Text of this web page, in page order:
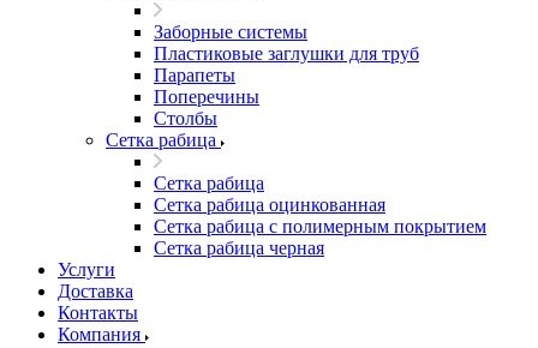
Заборные системы
Пластиковые заглушки для труб
Парапеты
Поперечины
Столбы
Сетка рабица
Сетка рабица
Сетка рабица оцинкованная
Сетка рабица с полимерным покрытием
Сетка рабица черная
Услуги
Доставка
Контакты
Компания